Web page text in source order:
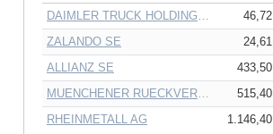
46,72
ZALANDO SE
24,61
ALLIANZ SE
433,50
515,40
RHEINMETALL AG
1.146,40